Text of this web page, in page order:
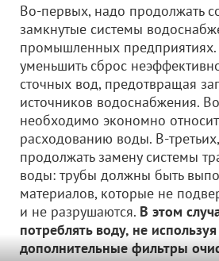
Во-первых, надо продолжать
замкнутые системы
промышленных
уменьшить сброс
сточных вод, предотвращая
источников водоснабжения.
необходимо экономно
расходованию воды. В-
продолжать замену системы
воды: трубы должны быть
материалов, которые не
и не разрушаются. В этом
потреблять воду, не
дополнительные фильтры